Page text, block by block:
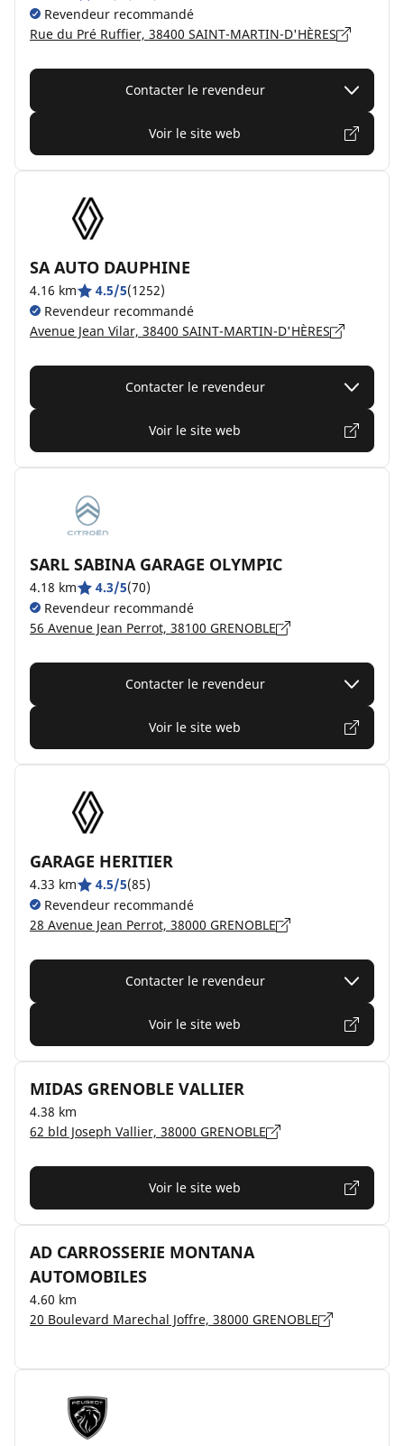
Revendeur recommandé
Rue du Pré Ruffier, 38400 SAINT-MARTIN-D'HÈRES
Contacter le revendeur
Voir le site web
SA AUTO DAUPHINE
4.16 km 4.5/5(1252)
Revendeur recommandé
Avenue Jean Vilar, 38400 SAINT-MARTIN-D'HÈRES
Contacter le revendeur
Voir le site web
SARL SABINA GARAGE OLYMPIC
4.18 km 4.3/5(70)
Revendeur recommandé
56 Avenue Jean Perrot, 38100 GRENOBLE
Contacter le revendeur
Voir le site web
GARAGE HERITIER
4.33 km 4.5/5(85)
Revendeur recommandé
28 Avenue Jean Perrot, 38000 GRENOBLE
Contacter le revendeur
Voir le site web
MIDAS GRENOBLE VALLIER
4.38 km
62 bld Joseph Vallier, 38000 GRENOBLE
Voir le site web
AD CARROSSERIE MONTANA
AUTOMOBILES
4.60 km
20 Boulevard Marechal Joffre, 38000 GRENOBLE